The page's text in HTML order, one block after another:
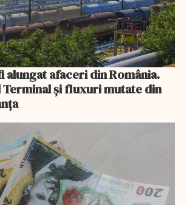
alungat afaceri din România.
și fluxuri mutate din